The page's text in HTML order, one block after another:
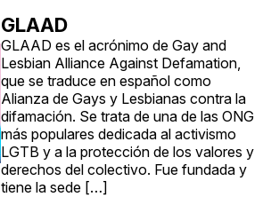
GLAAD
GLAAD es el acrónimo de Gay and
Lesbian Alliance Against Defamation,
que se traduce en español como
Alianza de Gays y Lesbianas contra la
difamación. Se trata de una de las ONG
más populares dedicada al activismo
LGTB y a la protección de los valores y
derechos del colectivo. Fue fundada y
tiene la sede […]